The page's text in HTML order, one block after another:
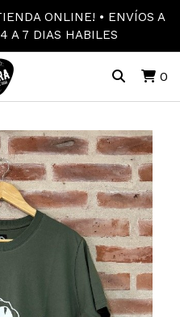
ONLINE! • ENVÍOS A
A 7 DIAS HABILES
0